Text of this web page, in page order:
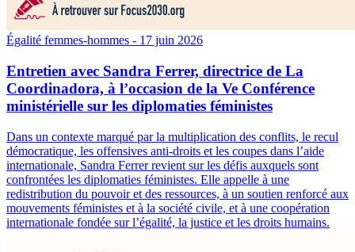
Égalité femmes-hommes - 17 juin 2026
Entretien avec Sandra Ferrer, directrice de La
Coordinadora, à l’occasion de la Ve Conférence
ministérielle sur les diplomaties féministes
Dans un contexte marqué par la multiplication des conflits, le recul
démocratique, les offensives anti-droits et les coupes dans l’aide
internationale, Sandra Ferrer revient sur les défis auxquels sont
confrontées les diplomaties féministes. Elle appelle à une
redistribution du pouvoir et des ressources, à un soutien renforcé aux
mouvements féministes et à la société civile, et à une coopération
internationale fondée sur l’égalité, la justice et les droits humains.